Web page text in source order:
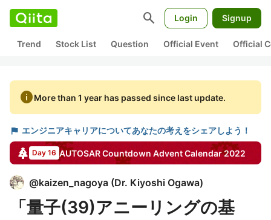
search Login Signup
Trend Stock List Question Official Event Official
infoMore than 1 year has passed since last update.
flag エンジニアキャリアについてあなたの考えをシェアしよう！
Day 16 AUTOSAR Countdown Advent Calendar 2022
@kaizen_nagoya (Dr. Kiyoshi Ogawa)
「量子(39)アニーリングの基